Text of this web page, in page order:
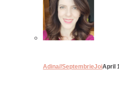
Adina//SeptembrieJoiApril